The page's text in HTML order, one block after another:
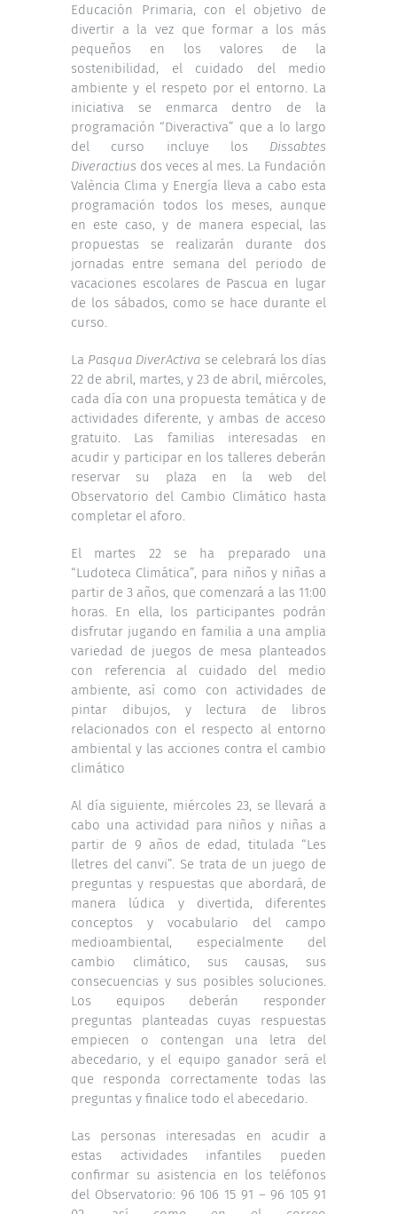
Educación Primaria, con el objetivo de
divertir a la vez que formar a los más
pequeños en los valores de la
sostenibilidad, el cuidado del medio
ambiente y el respeto por el entorno. La
iniciativa se enmarca dentro de la
programación “Diveractiva” que a lo largo
del curso incluye los Dissabtes
Diveractius dos veces al mes. La Fundación
València Clima y Energía lleva a cabo esta
programación todos los meses, aunque
en este caso, y de manera especial, las
propuestas se realizarán durante dos
jornadas entre semana del periodo de
vacaciones escolares de Pascua en lugar
de los sábados, como se hace durante el
curso.
La Pasqua DiverActiva se celebrará los días
22 de abril, martes, y 23 de abril, miércoles,
cada día con una propuesta temática y de
actividades diferente, y ambas de acceso
gratuito. Las familias interesadas en
acudir y participar en los talleres deberán
reservar su plaza en la web del
Observatorio del Cambio Climático hasta
completar el aforo.
El martes 22 se ha preparado una
“Ludoteca Climática”, para niños y niñas a
partir de 3 años, que comenzará a las 11:00
horas. En ella, los participantes podrán
disfrutar jugando en familia a una amplia
variedad de juegos de mesa planteados
con referencia al cuidado del medio
ambiente, así como con actividades de
pintar dibujos, y lectura de libros
relacionados con el respecto al entorno
ambiental y las acciones contra el cambio
climático
Al día siguiente, miércoles 23, se llevará a
cabo una actividad para niños y niñas a
partir de 9 años de edad, titulada “Les
lletres del canvi”. Se trata de un juego de
preguntas y respuestas que abordará, de
manera lúdica y divertida, diferentes
conceptos y vocabulario del campo
medioambiental, especialmente del
cambio climático, sus causas, sus
consecuencias y sus posibles soluciones.
Los equipos deberán responder
preguntas planteadas cuyas respuestas
empiecen o contengan una letra del
abecedario, y el equipo ganador será el
que responda correctamente todas las
preguntas y finalice todo el abecedario.
Las personas interesadas en acudir a
estas actividades infantiles pueden
confirmar su asistencia en los teléfonos
del Observatorio: 96 106 15 91 – 96 105 91